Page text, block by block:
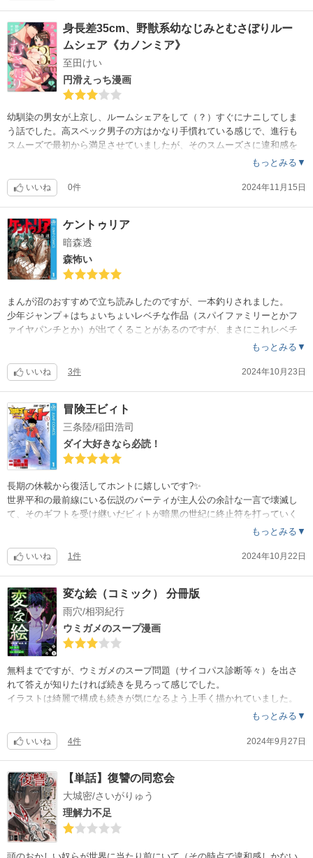
身長差35cm、野獣系幼なじみとむさぼりルー
ムシェア《カノンミア》
至田けい
円滑えっち漫画
幼馴染の男女が上京し、ルームシェアをして（？）すぐにナニしてしま
う話でした。高スペック男子の方はかなり手慣れている感じで、進行も
スムーズで最初から満足させていましたが、そのスムーズさに違和感を
感じた評価になりました。この後はタイトルの通り、猿のように性の悦
もっとみる▼
いいね 0件 2024年11月15日
ケントゥリア
暗森透
森怖い
まんが沼のおすすめで立ち読みしたのですが、一本釣りされました。
少年ジャンプ＋はちょいちょいレベチな作品（スパイファミリーとかフ
ァイヤパンチとか）が出てくることがあるのですが、まさにこれレベチ
で次巻以降もどうなるか、気になるところです?
もっとみる▼
いいね 3件 2024年10月23日
冒険王ビィト
三条陸/稲田浩司
ダイ大好きなら必読！
長期の休載から復活してホントに嬉しいです?✨
世界平和の最前線にいる伝説のパーティが主人公の余計な一言で壊滅し
て、そのギフトを受け継いだビィトが暗黒の世紀に終止符を打っていく
ストーリーなのですが、シナリオも作画もダイの大冒険のコンビなので
主人公のビィトや魅力的な仲間達の成長、伝説のパーティのその後、宿
長期連載はまだまだ続いて行きそうなので、ダイ好きならこの流れに乗
るべし?
もっとみる▼
いいね 1件 2024年10月22日
変な絵（コミック） 分冊版
雨穴/相羽紀行
ウミガメのスープ漫画
無料までですが、ウミガメのスープ問題（サイコパス診断等々）を出さ
れて答えが知りたければ続きを見ろって感じでした。
イラストは綺麗で構成も続きが気になるよう上手く描かれていました。
評価としては『お金を払ってでも続きが見たい！』という気にならなか
文庫を買った方がテンポもいいし財布にも優しいですし（爆））
もっとみる▼
いいね 4件 2024年9月27日
【単話】復讐の同窓会
大城密/さいがりゅう
理解力不足